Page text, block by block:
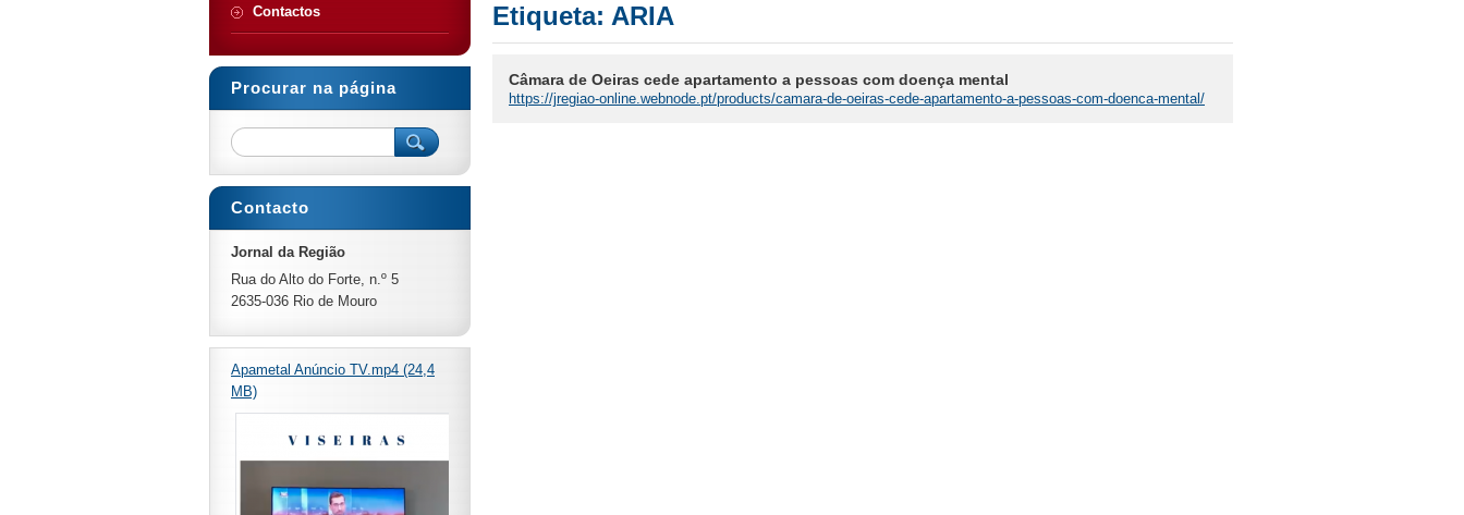
Etiqueta: ARIA
Câmara de Oeiras cede apartamento a pessoas com doença mental
https://jregiao-online.webnode.pt/products/camara-de-oeiras-cede-apartamento-a-pessoas-com-doenca-mental/
Contactos
Procurar na página
Contacto
Jornal da Região
Rua do Alto do Forte, n.º 5
2635-036 Rio de Mouro
Apametal Anúncio TV.mp4 (24,4
MB)